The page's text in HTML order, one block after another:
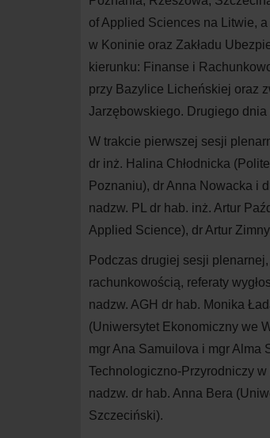
of Applied Sciences na Litwie,
w Koninie oraz Zakładu
kierunku: Finanse i
przy Bazylice Licheńskiej oraz
Jarzębowskiego. Drugiego dnia
W trakcie pierwszej sesji
dr inż. Halina Chłodnicka
Poznaniu), dr Anna Nowacka i
nadzw. PL dr hab. inż. Artur
Applied Science), dr Artur
Podczas drugiej sesji
rachunkowością, referaty
nadzw. AGH dr hab. Monika
(Uniwersytet Ekonomiczny we
mgr Ana Samuilova i mgr Alma
Technologiczno-Przyrodniczy w
nadzw. dr hab. Anna Bera
Szczeciński).